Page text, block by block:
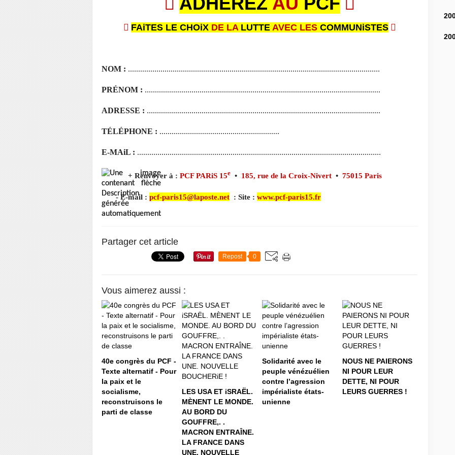
 FAiTES LE CHOiX DE LA LUTTE AVEC LES COMMUNiSTES 
NOM : ............................................................................................................................
PRÉNOM : ....................................................................................................................
ADRESSE : ...................................................................................................................
TÉLÉPHONE : ...........................................................
E-MAiL : ........................................................................................................................
+ Renvoyer à : PCF PARiS 15e • 185, rue de la Croix-Nivert • 75015 Paris
-E-mail : pcf-paris15@laposte.net : Site : www.pcf-paris15.fr
Partager cet article
Repost 0
Vous aimerez aussi :
40e congrès du PCF -
Texte alternatif - Pour
la paix et le
socialisme,
reconstruisons le
parti de classe
LES USA ET iSRAËL.
MÈNENT LE MONDE.
AU BORD DU
GOUFFRE,. .
MACRON ENTRAÎNE.
LA FRANCE DANS
UNE. NOUVELLE
Solidarité avec le
peuple vénézuélien
contre l’agression
impérialiste états-
unienne
NOUS NE PAIERONS
NI POUR LEUR
DETTE, NI POUR
LEURS GUERRES !